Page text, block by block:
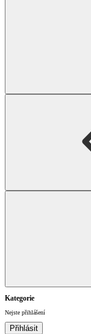
Kategorie
Nejste přihlášení
Přihlásit